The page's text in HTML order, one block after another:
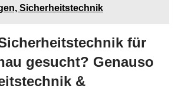
Sicherheitstechnik
für
gesucht? Genauso
&